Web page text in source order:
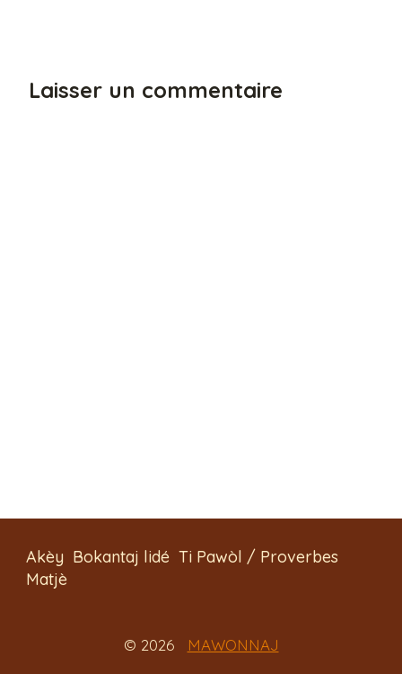
Laisser un commentaire
Akèy Bokantaj lidé Ti Pawòl / Proverbes
Matjè
© 2026 MAWONNAJ